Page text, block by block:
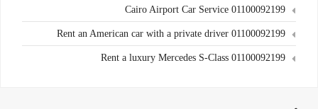
Cairo Airport Car Service 01100092199
Rent an American car with a private driver 01100092199
Rent a luxury Mercedes S-Class 01100092199